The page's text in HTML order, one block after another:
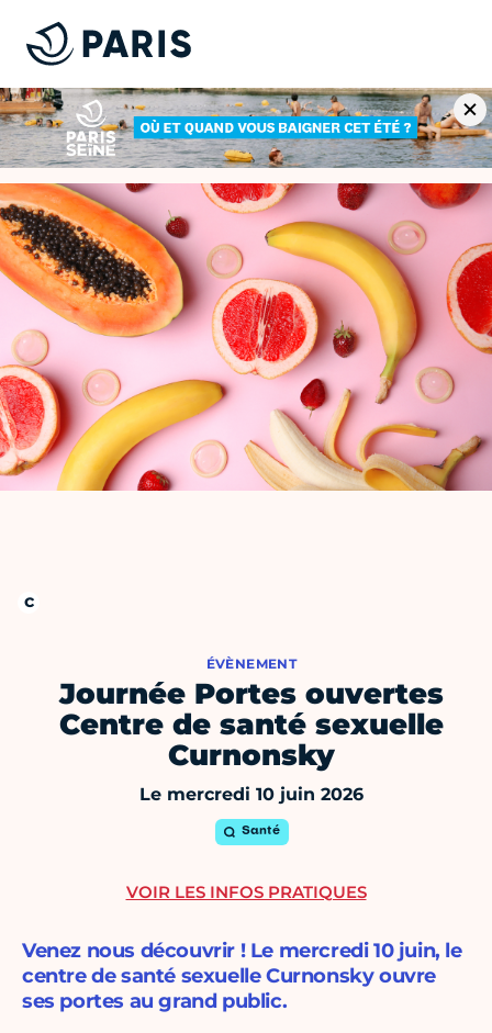
ÉVÈNEMENT
Journée Portes ouvertes
Centre de santé sexuelle
Curnonsky
Le mercredi 10 juin 2026
Santé
Venez nous découvrir ! Le mercredi 10 juin, le
centre de santé sexuelle Curnonsky ouvre
ses portes au grand public.
VOIR LES INFOS PRATIQUES